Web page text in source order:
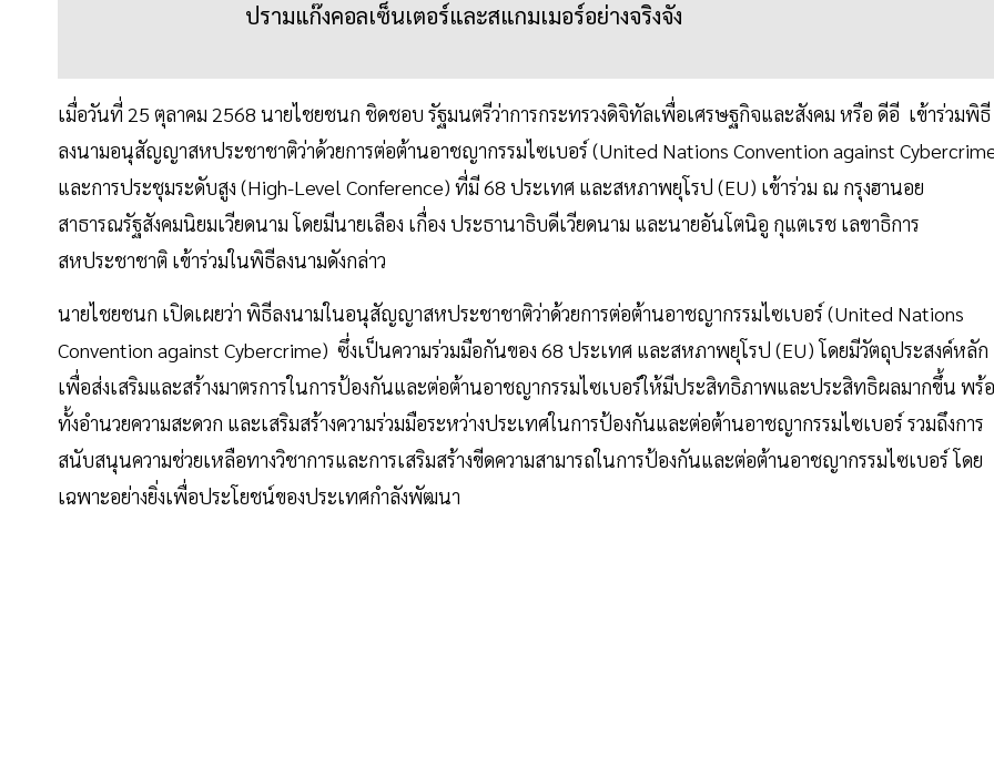
ปรามแก๊งคอลเซ็นเตอร์และสแกมเมอร์อย่างจริงจัง
เมื่อวันที่ 25 ตุลาคม 2568 นายไชยชนก ชิดชอบ รัฐมนตรีว่าการกระทรวงดิจิทัลเพื่อเศรษฐกิจและสังคม หรือ ดีอี เข้าร่วมพิธี
ลงนามอนุสัญญาสหประชาชาติว่าด้วยการต่อต้านอาชญากรรมไซเบอร์ (United Nations Convention against
และการประชุมระดับสูง (High-Level Conference) ที่มี 68 ประเทศ และสหภาพยุโรป (EU) เข้าร่วม ณ กรุงฮานอย
สาธารณรัฐสังคมนิยมเวียดนาม โดยมีนายเลือง เกื่อง ประธานาธิบดีเวียดนาม และนายอันโตนิอู กุแตเรช เลขาธิการ
สหประชาชาติ เข้าร่วมในพิธีลงนามดังกล่าว
นายไชยชนก เปิดเผยว่า พิธีลงนามในอนุสัญญาสหประชาชาติว่าด้วยการต่อต้านอาชญากรรมไซเบอร์ (United Nations
Convention against Cybercrime) ซึ่งเป็นความร่วมมือกันของ 68 ประเทศ และสหภาพยุโรป (EU) โดยมีวัตถุประสงค์หลัก
เพื่อส่งเสริมและสร้างมาตรการในการป้องกันและต่อต้านอาชญากรรมไซเบอร์ให้มีประสิทธิภาพและประสิทธิผลมากขึ้น พร้
ทั้งอํานวยความสะดวก และเสริมสร้างความร่วมมือระหว่างประเทศในการป้องกันและต่อต้านอาชญากรรมไซเบอร์ รวมถึงการ
สนับสนุนความช่วยเหลือทางวิชาการและการเสริมสร้างขีดความสามารถในการป้องกันและต่อต้านอาชญากรรมไซเบอร์ โดย
เฉพาะอย่างยิ่งเพื่อประโยชน์ของประเทศกําลังพัฒนา